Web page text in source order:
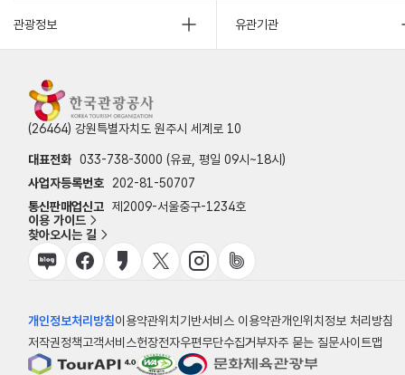
관광정보 유관기관
(26464) 강원특별자치도 원주시 세계로 10
대표전화 033-738-3000 (유료, 평일 09시~18시)
사업자등록번호
202-81-50707
통신판매업신고 제2009-서울중구-1234호
이용 가이드
찾아오시는 길
개인정보처리방침이용약관위치기반서비스 이용약관개인위치정보 처리방침
저작권정책고객서비스헌장전자우편무단수집거부자주 묻는 질문사이트맵